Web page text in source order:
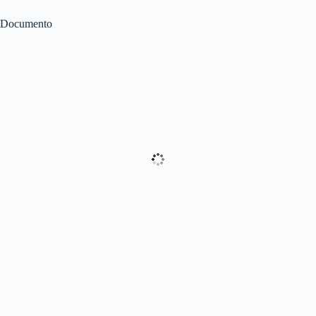
Documento